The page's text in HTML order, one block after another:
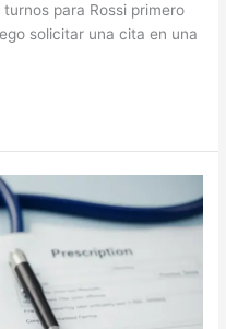
para Rossi primero
solicitar una cita en una